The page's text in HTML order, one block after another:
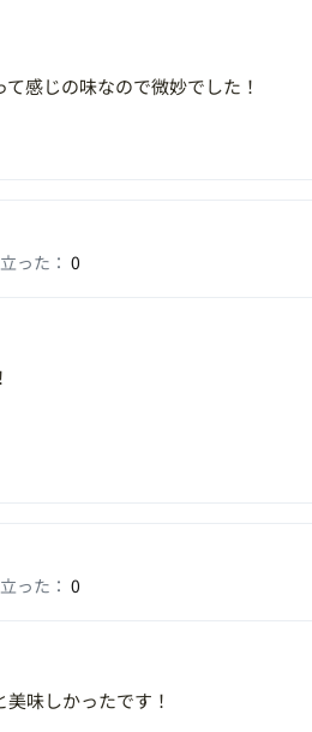
感じの味なので微妙でした！
った： 0
った： 0
味しかったです！